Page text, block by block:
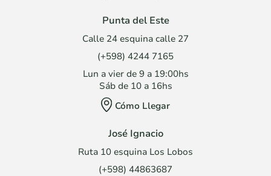
Punta del Este
Calle 24 esquina calle 27
(+598) 4244 7165
Lun a vier de 9 a 19:00hs
Sáb de 10 a 16hs
Cómo Llegar
José Ignacio
Ruta 10 esquina Los Lobos
(+598) 44863687